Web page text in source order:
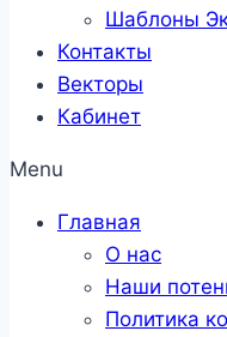
Шаблоны
Контакты
Векторы
Кабинет
Menu
Главная
О нас
Наши
Политика